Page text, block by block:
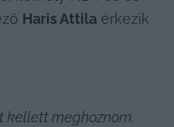
Haris Attila érkezik
kellett meghoznom,